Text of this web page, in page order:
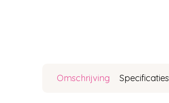
Omschrijving Specificaties